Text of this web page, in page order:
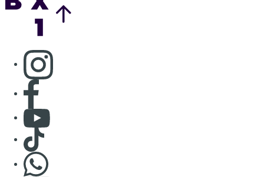
Consulter page Instagram
Consulter page Facebook
Consulter Youtube
Consulter TikTok